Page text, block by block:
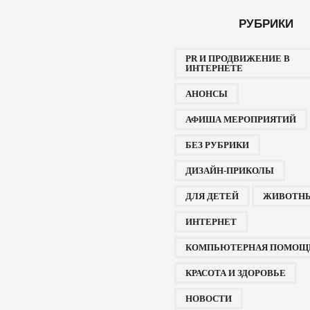
РУБРИКИ
PR И ПРОДВИЖЕНИЕ В
ИНТЕРНЕТЕ
АНОНСЫ
АФИША МЕРОПРИЯТИЙ
БЕЗ РУБРИКИ
ДИЗАЙН-ПРИКОЛЫ
ДЛЯ ДЕТЕЙ
ИНТЕРНЕТ
КОМПЬЮТЕРНАЯ
КРАСОТА И ЗДОРОВЬЕ
НОВОСТИ